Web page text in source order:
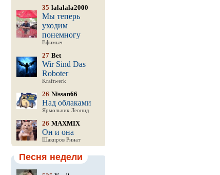
35 lalalala2000
Мы теперь
уходим
понемногу
Ефимыч
27 Bet
Wir Sind Das
Roboter
Kraftwerk
26 Nissan66
Над облаками
Ярмольник Леонид
26 MAXMIX
Он и она
Шакиров Ринат
Песня недели